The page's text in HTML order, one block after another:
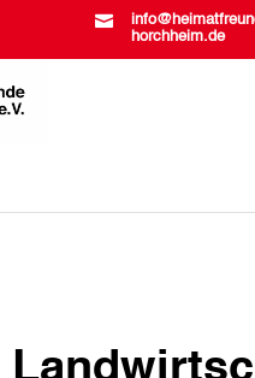

horchheim.de